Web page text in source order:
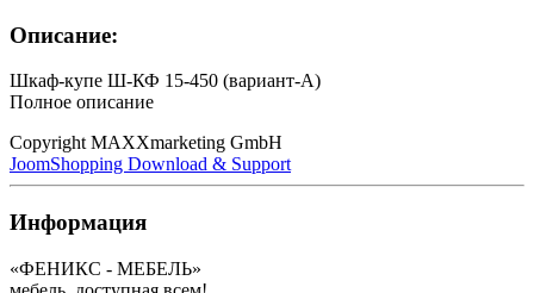
Описание:
Шкаф-купе Ш-КФ 15-450 (вариант-A)
Полное описание
Copyright MAXXmarketing GmbH
JoomShopping Download & Support
Информация
«ФЕНИКС - МЕБЕЛЬ»